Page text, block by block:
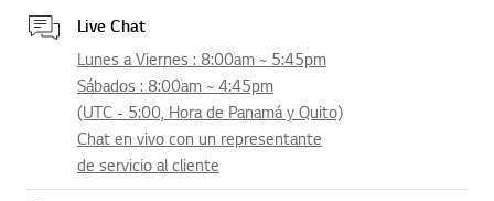
Live Chat
Lunes a Viernes : 8:00am ~ 5:45pm
Sábados : 8:00am ~ 4:45pm
(UTC - 5:00, Hora de Panamá y Quito)
Chat en vivo con un representante
de servicio al cliente